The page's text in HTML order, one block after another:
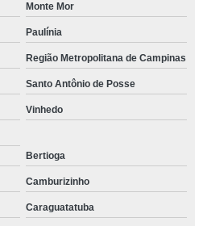
Monte Mor
Paulínia
Região Metropolitana de Campinas
Santo Antônio de Posse
Vinhedo
Bertioga
Camburizinho
Caraguatatuba